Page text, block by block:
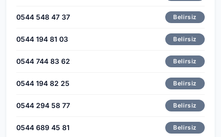
0544 548 47 37 Belirsiz
0544 194 81 03 Belirsiz
0544 744 83 62 Belirsiz
0544 194 82 25 Belirsiz
0544 294 58 77 Belirsiz
0544 689 45 81 Belirsiz